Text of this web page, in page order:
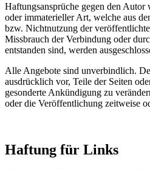
Haftungsansprüche gegen den Autor
oder immaterieller Art, welche aus
bzw. Nichtnutzung der
Missbrauch der Verbindung oder
entstanden sind, werden
Alle Angebote sind unverbindlich.
ausdrücklich vor, Teile der Seiten
gesonderte Ankündigung zu
oder die Veröffentlichung zeitweise
Haftung für Links